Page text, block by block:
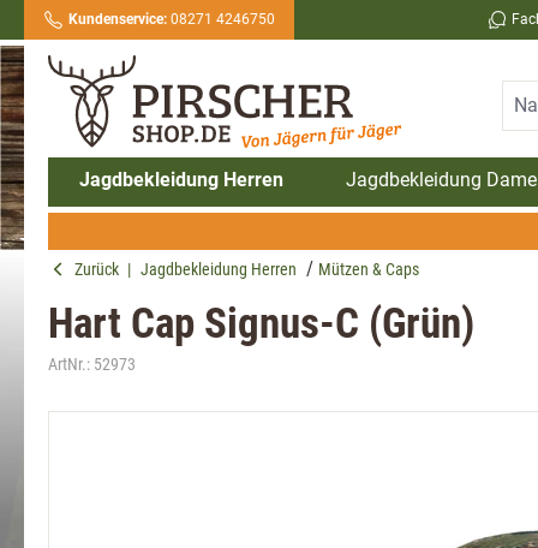
Zur Hauptnavigation springen
Kundenservice:08271 4246750
Jagdbekleidung Herren Jagdbekleidung
Zurück | Jagdbekleidung Herren Mützen & Caps
Hart Cap Signus-C (Grün)
ArtNr.: 52973